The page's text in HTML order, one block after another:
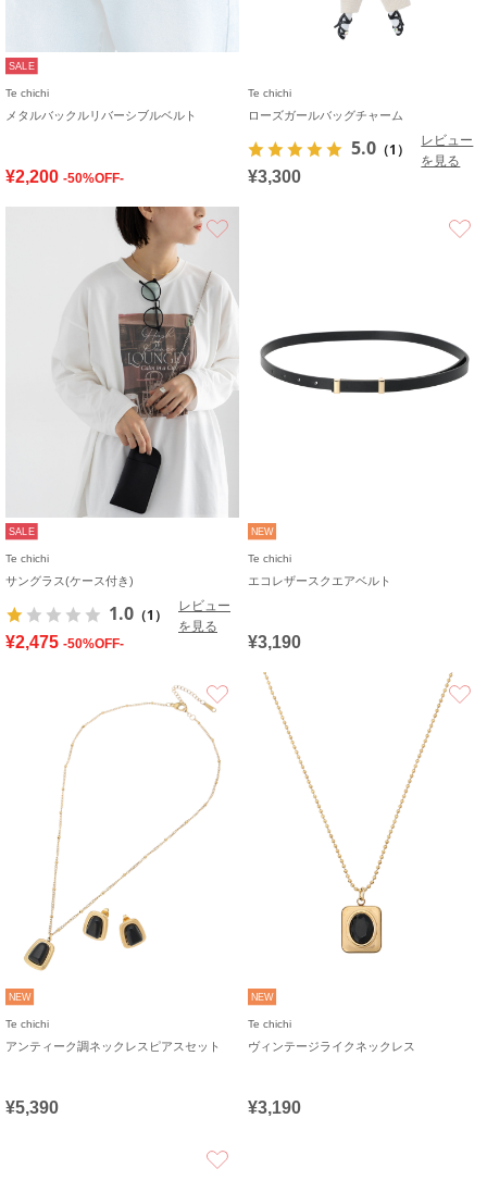
SALE
Te chichi
メタルバックルリバーシブルベルト
¥2,200 -50%OFF-
Te chichi
ローズガールバッグチャーム
5.0 （1）
レビュー
を見る
¥3,300
SALE
Te chichi
サングラス(ケース付き)
1.0 （1）
レビュー
を見る
¥2,475 -50%OFF-
NEW
Te chichi
エコレザースクエアベルト
¥3,190
お気に入り
NEW
Te chichi
アンティーク調ネックレスピアスセット
¥5,390
NEW
Te chichi
ヴィンテージライクネックレス
¥3,190